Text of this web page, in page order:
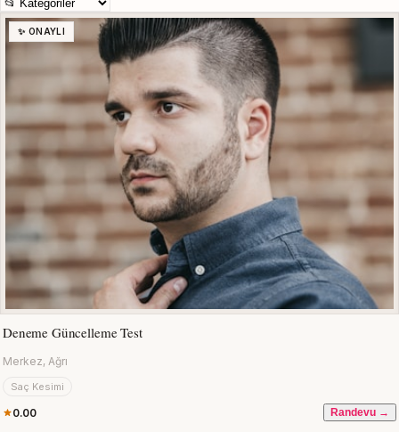
✨ ONAYLI
Deneme Güncelleme Test
Merkez, Ağrı
Saç Kesimi
0.00 Randevu →